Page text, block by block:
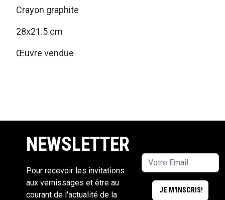
Crayon graphite
28x21.5 cm
Œuvre vendue
NEWSLETTER
Pour recevoir les invitations
aux vernissages et être au
courant de l'actualité de la